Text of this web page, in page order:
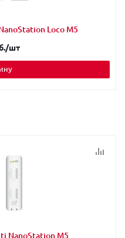
Loco M5
/шт
NanoStation M5